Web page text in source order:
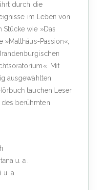
durch die
im Leben von
Stücke wie »Das
»Matthäus-Passion«,
Mit
ausgewählten
tauchen Leser
berühmten
u. a.
u. a.